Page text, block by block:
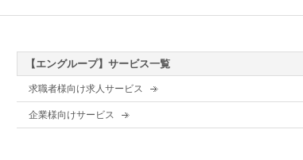
【エングループ】サービス一覧
求職者様向け求人サービス
企業様向けサービス